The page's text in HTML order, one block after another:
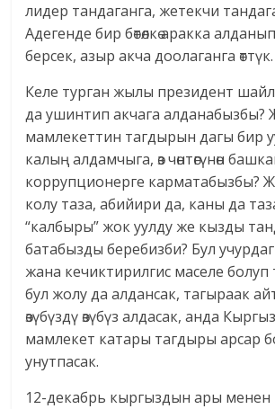
лидер тандаганга, жетекчи
Адегенде бир бөтөлкө аракка
берсек, азыр акча доолаганга өттүк.
Келе турган жылы президент
да ушинтип акчага алданабызбы?
мамлекеттин тагдырын дагы бир
калың алдамчыга, өз чөнтөгүнөн
коррупционерге карматабызбы?
колу таза, абийири да, каны да
“калбыры” жок уулду же кызды
батабызды беребизби? Бул
жана кечиктирилгис маселе болуп
бул жолу да алдансак, тагыраак
өзүбүздү өзүбүз алдасак, анда
мамлекет катары тагдыры арсар
унутпасак.
12-декабрь кыргыздын ары